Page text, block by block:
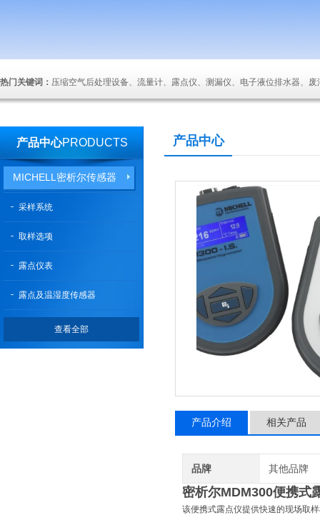
热门关键词： 压缩空气后处理设备、流量计、露点仪、测漏仪、电子液位排水器、
产品中心PRODUCTS
MICHELL密析尔传感器
采样系统
取样选项
露点仪表
露点及温湿度传感器
查看全部
产品中心
产品介绍 相关产品
品牌 其他品牌
密析尔MDM300便携式
该便携式露点仪提供快速的现场取